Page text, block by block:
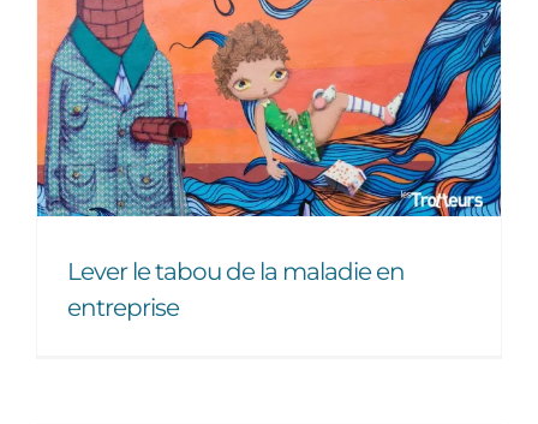
Lever le tabou de la
maladie en entreprise
Lever le tabou de la maladie en
entreprise